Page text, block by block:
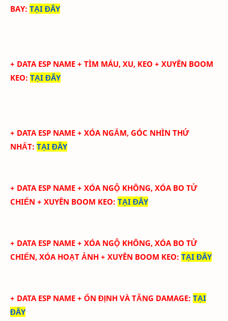
BAY: TẠI ĐÂY
+ DATA ESP NAME + TÌM MÁU, XU, KEO + XUYÊN BOOM
KEO: TẠI ĐÂY
+ DATA ESP NAME + XÓA NGẮM, GÓC NHÌN THỨ
NHẤT: TẠI ĐÂY
+ DATA ESP NAME + XÓA NGỘ KHÔNG, XÓA BO TỬ
CHIẾN + XUYÊN BOOM KEO: TẠI ĐÂY
+ DATA ESP NAME + XÓA NGỘ KHÔNG, XÓA BO TỬ
CHIẾN, XÓA HOẠT ẢNH + XUYÊN BOOM KEO: TẠI ĐÂY
+ DATA ESP NAME + ỔN ĐỊNH VÀ TĂNG DAMAGE: TẠI
ĐÂY